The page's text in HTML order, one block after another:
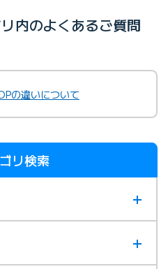
内のよくあるご質問
の違いについて
リ検索